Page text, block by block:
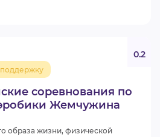
соревнования по
Жемчужина
0.2
образа жизни, физической